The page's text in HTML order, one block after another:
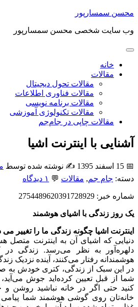
محسن سمسارپور
وب سایت شخصی محسن سمسارپور
خانه
مقالات
مقالات تحول دیجیتال
مقالات فناوری اطلاعات
مقالات برنامه نویسی
مقالات تکنولوژی آموزشی
مقالات چاپی در جام‌جم
آشنایی با اینترنت اشیا
📅 15 اسفند 1395 ✍️ نوشته شده توسط
دسته: جام جم, مقالات 💬 ۱ دیدگاه
شماره خبر: 2754489620391728929
یک روز زندگی با اشیای هوشمند
اینترنت اشیا چگونه زندگی ما را تغییر می
دنیایی که اشیای آن به اینترنت متصل
دلهره‌آور به نظر می‌رسد. زندگی در
هوشمندانه رفتار می‌کنند، آینده نزدیک
در این سبک از زندگی، کتری خودش به
شما از قبل تعیین کرده‌اید جوش
کنید حتی اگر در خانه نباشید روشن
خانه‌تان روی گوشی هوشمند شما